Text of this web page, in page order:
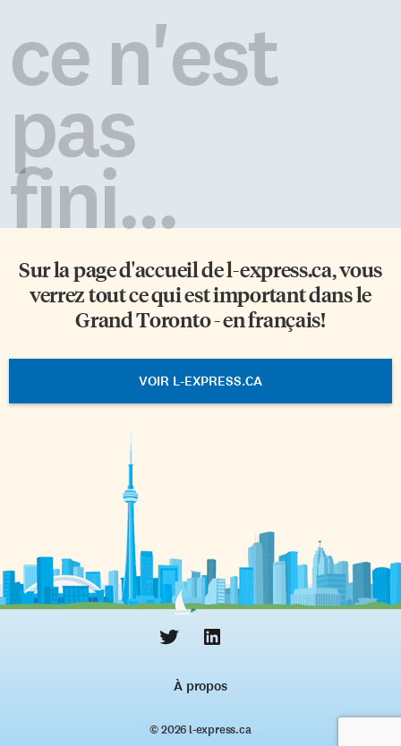
ce n'est
pas
fini...
Sur la page d'accueil del-express.ca, vous
verrez tout ce qui est important dans le
Grand Toronto - en français!
VOIR L-EXPRESS.CA
À propos
© 2026 l‑express.ca